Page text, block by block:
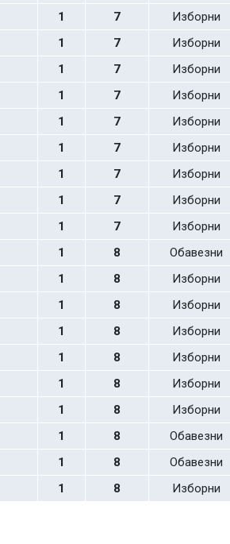
1 7 Изборни
1 7 Изборни
1 7 Изборни
1 7 Изборни
1 7 Изборни
1 7 Изборни
1 7 Изборни
1 7 Изборни
1 7 Изборни
1 8 Обавезни
1 8 Изборни
1 8 Изборни
1 8 Изборни
1 8 Изборни
1 8 Изборни
1 8 Изборни
1 8 Обавезни
1 8 Обавезни
1 8 Изборни